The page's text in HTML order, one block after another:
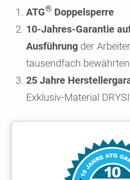
ATG® Doppelsperre
10-Jahres-Garantie
Ausführung der
tausendfach bewährten
25 Jahre
Exklusiv-Material